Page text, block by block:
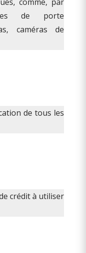
de porte
caméras de
de tous les
crédit à utiliser